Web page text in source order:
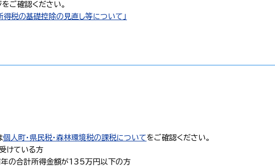
ご確認ください。
得税の基礎控除の見直し等について」
個人町・県民税・森林環境税の課税についてをご確認ください。
けている方
年の合計所得金額が135万円以下の方